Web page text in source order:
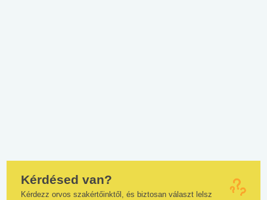
Kérdésed van?
Kérdezz orvos szakértőinktől, és biztosan választ lelsz